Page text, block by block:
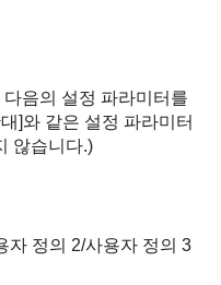
음의 설정 파라미터를
]와 같은 설정 파라미터
않습니다.)
자 정의 2/사용자 정의 3